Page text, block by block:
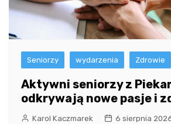
Seniorzy wydarzenia Zdrowie
Aktywni seniorzy z
odkrywają nowe pasje i
Karol Kaczmarek 6 sierpnia